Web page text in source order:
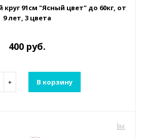
круг 91см "Ясный цвет" до 60кг, от
9 лет, 3 цвета
400 руб.
+ В корзину